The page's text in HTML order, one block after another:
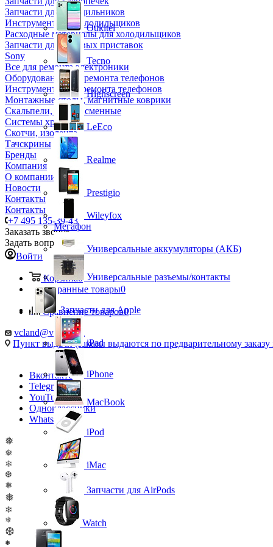
Запчасти для холодильников
Инструмент для холодильщиков
Расходные материалы для холодильщиков
Запчасти для игровых приставок
Sony
Все для ремонта электроники
Оборудование для ремонта телефонов
Инструменты для ремонта телефонов
Монтажные столы, магнитные коврики
Скальпели, лезвия сменные
Системы хранения
Скотчи, изолента
Тачскрины
Бренды
Компания
О компании
Новости
Контакты
Контакты
+7 495 135-39-43
Заказать звонок
Задать вопрос
Войти
Корзина0
Избранные товары0
Сравнение товаров0
vcland@vcland.ru
Пункт выдачи (заказы выдаются по предварительному заказу
Вконтакте
Telegram
YouTube
Одноклассники
WhatsApp
❅
❅
❄
❆
❅
❅
❄
❅
❆
❅
Oukitel
Tecno
Highscreen
LeEco
Realme
Prestigio
Wileyfox
Мегафон
Универсальные аккумуляторы (АКБ)
Универсальные разъемы/контакты
Запчасти для Apple
iPad
iPhone
MacBook
iPod
iMac
Запчасти для AirPods
Watch